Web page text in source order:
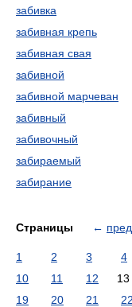
забивка
забивная крепь
забивная свая
забивной
забивной марчеван
забивный
забивочный
забираемый
забирание
Страницы ←
1 2 3 4
10
11 12 13
19
20 21 22